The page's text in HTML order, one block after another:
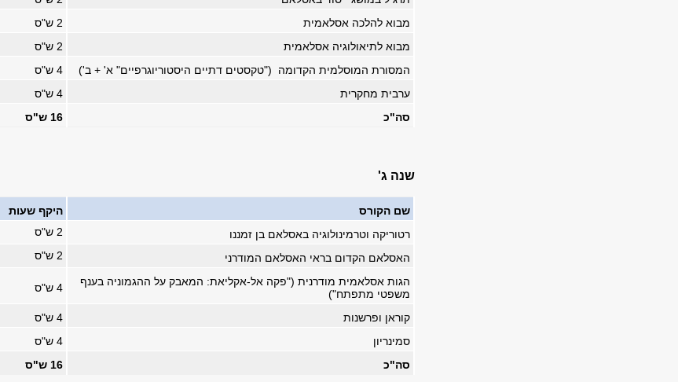
מבוא להלכה אסלאמית
2 ש"ס
מבוא לתיאולוגיה אסלאמית
2 ש"ס
המסורת המוסלמית הקדומה ("טקסטים דתיים היסטוריוגרפיים" א' + ב')
4 ש"ס
ערבית מחקרית
4 ש"ס
סה"כ
16 ש"ס
שנה ג'
שם הקורס
היקף שעות
רטוריקה וטרמינולוגיה באסלאם בן זמננו
2 ש"ס
האסלאם הקדום בראי האסלאם המודרני 2 ש"ס
הגות אסלאמית מודרנית ("פקה אל-אקליאת: המאבק על ההגמוניה בענף
משפטי מתפתח")
4 ש"ס
קוראן ופרשנות
4 ש"ס
סמינריון
4 ש"ס
סה"כ
16 ש"ס